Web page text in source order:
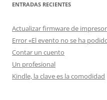
ENTRADAS RECIENTES
Actualizar firmware de
Error «El evento no se ha
Contar un cuento
Un profesional
Kindle, la clave es la comodidad